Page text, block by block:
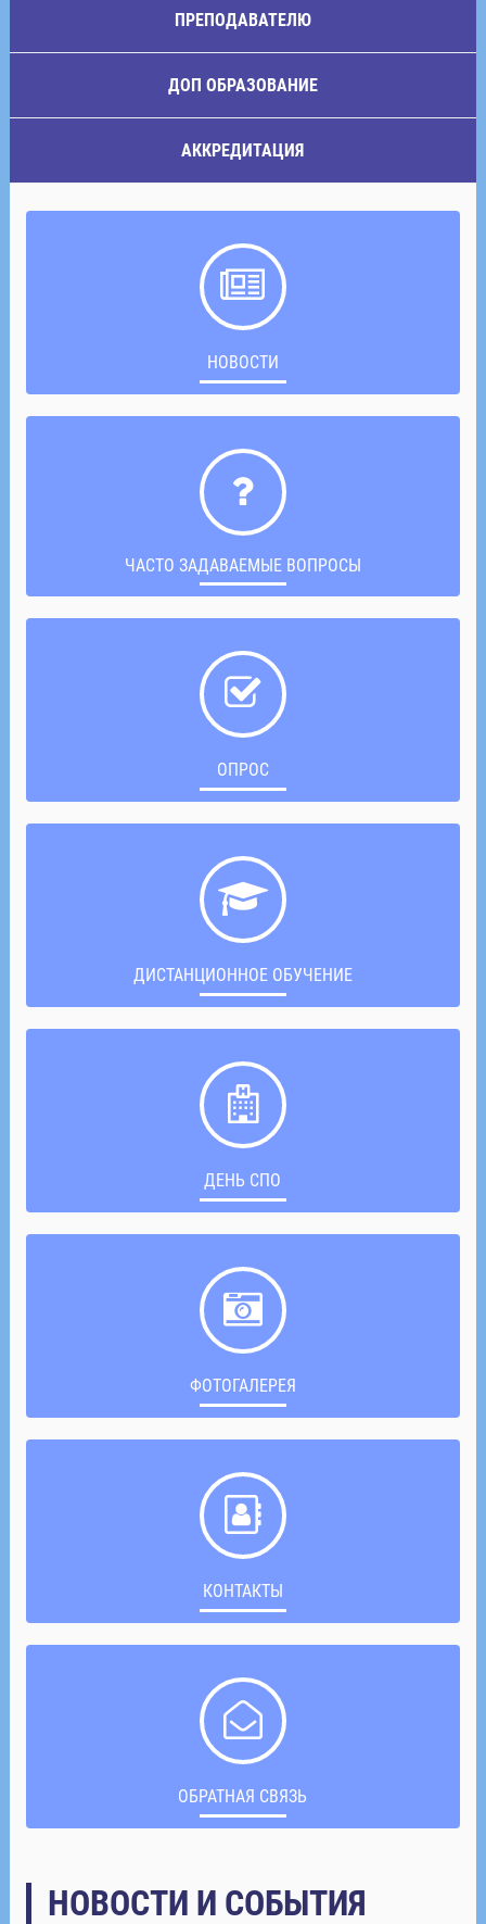
ПРЕПОДАВАТЕЛЮ
ДОП ОБРАЗОВАНИЕ
АККРЕДИТАЦИЯ
НОВОСТИ
ЧАСТО ЗАДАВАЕМЫЕ ВОПРОСЫ
ОПРОС
ДИСТАНЦИОННОЕ ОБУЧЕНИЕ
ДЕНЬ СПО
ФОТОГАЛЕРЕЯ
КОНТАКТЫ
ОБРАТНАЯ СВЯЗЬ
НОВОСТИ И СОБЫТИЯ